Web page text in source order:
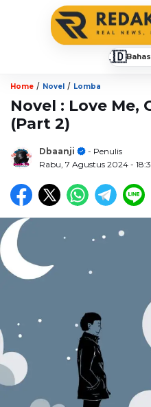
🇮🇩
Home / Novel / Lomba
Novel : Love Me,
(Part 2)
Dbaanji
- Penulis
Rabu, 7 Agustus 2024 -